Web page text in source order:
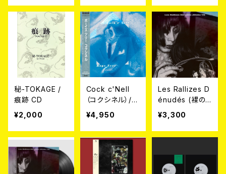
P
秘-TOKAGE /
痕跡 CD
¥2,000
Cock c'Nell
（コクシネル）/ B
oys Tree L
¥4,950
Les Rallizes D
énudés (裸の
ラリーズ) / 拾得
¥3,300